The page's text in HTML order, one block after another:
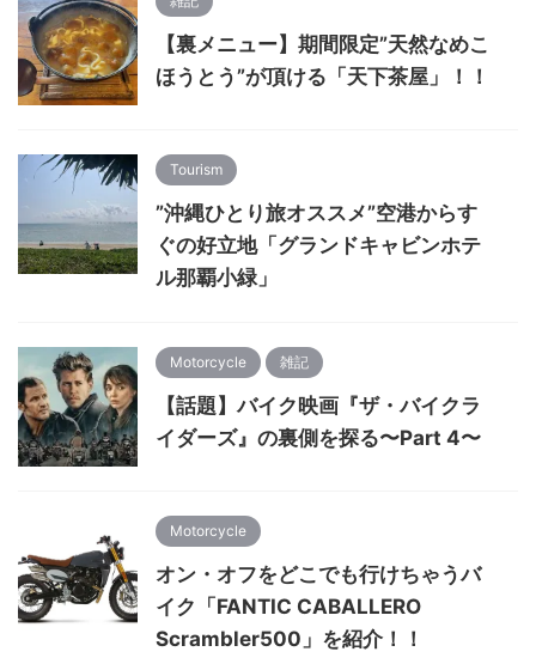
【裏メニュー】期間限定”天然なめこ
ほうとう”が頂ける「天下茶屋」！！
Tourism
”沖縄ひとり旅オススメ”空港からす
ぐの好立地「グランドキャビンホテ
ル那覇小緑」
Motorcycle 雑記
【話題】バイク映画『ザ・バイクラ
イダーズ』の裏側を探る〜Part 4〜
Motorcycle
オン・オフをどこでも行けちゃうバ
イク「FANTIC CABALLERO
Scrambler500」を紹介！！